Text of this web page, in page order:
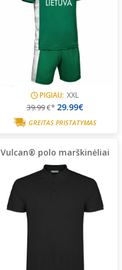
PIGIAU: XXL
39.99€* 29.99€
GREITAS PRISTATYMAS
Vulcan® polo marškinėliai